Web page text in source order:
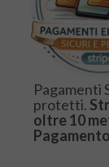
Pagamenti
protetti.
oltre 10